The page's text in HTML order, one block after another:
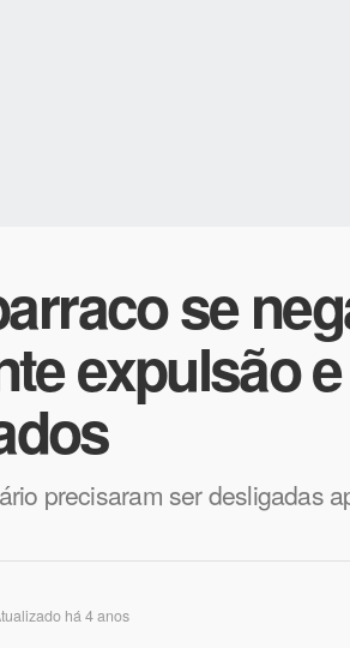
se
expulsão
precisaram ser desligadas
há 4 anos